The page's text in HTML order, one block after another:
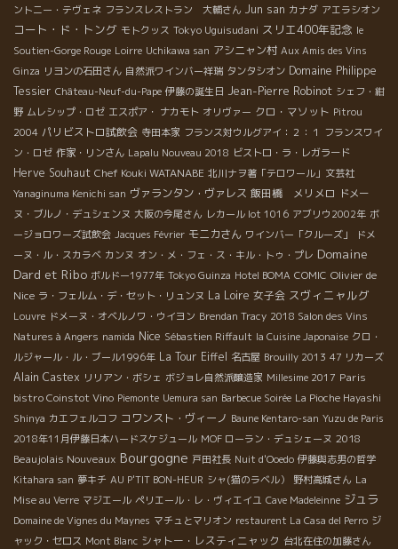
ントニー・テヴェネ フランスレストラン 大輔さん Jun san カナダ アエラシオン
コート・ド・トング モトクッス Tokyo Uguisudani スリエ400年記念 le
Soutien-Gorge Rouge Loirre Uchikawa san アシニャン村 Aux Amis des Vins
Ginza リヨンの石田さん 自然派ワインバー祥瑞 タンタシオン Domaine Philippe
Tessier Château-Neuf-du-Pape 伊藤の誕生日 Jean-Pierre Robinot シェフ・紺
野 ムレシップ・ロゼ エスポア・ ナカモト オリヴァー クロ・マソット Pitrou
2004 パリビストロ試飲会 寺田本家 フランス対ウルグアイ：２：１ フランスワイ
ン・ロゼ 作家・リンさん Lapalu Nouveau 2018 ビストロ・ラ・レガラード
Herve Souhaut Chef Kouki WATANABE 北川ナヲ著「テロワール」文芸社
Yanaginuma Kenichi san ヴァランタン・ヴァレス 飯田橋 メリメロ ドメー
ヌ・ブルノ・デュシェンヌ 大阪の今尾さん レカール lot 1016 アブリウ2002年 ボ
ージョロワーズ試飲会 Jacques Février モニカさん ワインバー「クルーズ」
ドメ
ーヌ・ル・スカラベ カンヌ オン・メ・フェ・ス・キル・トゥ・プレ Domaine
Dard et Ribo ボルドー1977年 Tokyo Guinza Hotel BOMA COMIC Olivier de
Nice ラ・フェルム・デ・セット・リュンヌ La Loire 女子会 スヴィニャルグ
Louvre ドメーヌ・オベルノワ・ウイヨン Brendan Tracy 2018 Salon des Vins
Natures à Angers namida Nice Sébastien Riffault la Cuisine Japonaise クロ・
ルジャール・ル・ブール1996年 La Tour Eiffel 名古屋 Brouilly 2013 47 リカーズ
Alain Castex リリアン・ボシェ ボジョレ自然派醸造家 Millesime 2017 Paris
bistro Coinstot Vino Piemonte Uemura san Barbecue Soirée La Pioche Hayashi
Shinya カエフェルコフ コワンスト・ヴィーノ Baune Kentaro-san Yuzu de Paris
2018年11月伊藤日本ハードスケジュール MOF ローラン・デュシェーヌ 2018
Beaujolais Nouveaux Bourgogne 戸田社長 Nuit d'Ooedo 伊藤與志男の哲学
Kitahara san 夢キチ AU P'TIT BON-HEUR シャ(猫のラベル） 野村高城さん La
Mise au Verre マジエール ペリエール・レ・ヴィエイユ Cave Madeleinne ジュラ
Domaine de Vignes du Maynes マチュとマリオン restaurent La Casa del Perro ジ
ャック・セロス Mont Blanc シャトー・レスティニャック 台北在住の加藤さん